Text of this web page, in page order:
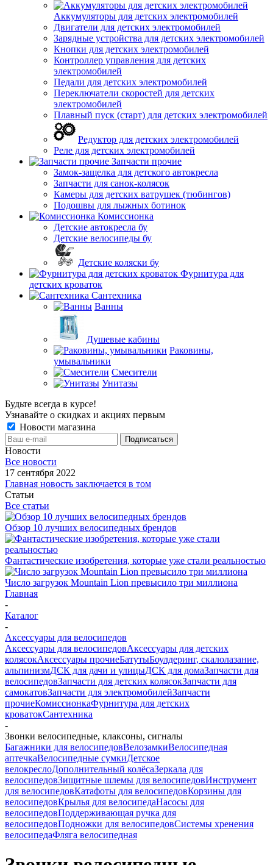
Аккумуляторы для детских электромобилей
Двигатели для детских электромобилей
Зарядные устройства для детских электромобилей
Кнопки для детских электромобилей
Контроллер управления для детских
электромобилей
Педали для детских электромобилей
Переключатели скоростей для детских
электромобилей
Плавный пуск (старт) для детских электромобилей
Редуктор для детских электромобилей
Реле для детских электромобилей
Запчасти прочие
Замок-защелка для детского автокресла
Запчасти для санок-колясок
Камеры для детских ватрушек (тюбингов)
Подошвы для лыжных ботинок
Комиссионка
Детские автокресла бу
Детские велосипеды бу
Детские коляски бу
Фурнитура для
детских кроваток
Сантехника
Ванны
Душевые кабины
Раковины,
умывальники
Смесители
Унитазы
Будьте всегда в курсе!
Узнавайте о скидках и акциях первым
Новости магазина
Новости
Все новости
17 сентября 2022
Главная новость заключается в том
Статьи
Все статьи
Обзор 10 лучших велосипедных брендов
Фантастические изобретения, которые уже стали реальностью
Число загрузок Mountain Lion превысило три миллиона
Главная
-
Каталог
-
Аксессуары для велосипедов
Аксессуары для велосипедовАксессуары для детских
колясокАксессуары прочиеБатутыБоулдеринг, скалолазание,
альпинизмДСК для дачи и улицыДСК для домаЗапчасти для
велосипедовЗапчасти для детских колясокЗапчасти для
самокатовЗапчасти для электромобилейЗапчасти
прочиеКомиссионкаФурнитура для детских
кроватокСантехника
-
Звонки велосипедные, клаксоны, сигналы
Багажники для велосипедовВелозамкиВелосипедная
аптечкаВелосипедные сумкиДетское
велокреслоДополнительный колёсаЗеркала для
велосипедовЗищитные шлемы для велосипедовИнструмент
для велосипедовКатафоты для велосипедовКорзины для
велосипедовКрылья для велосипедаНасосы для
велосипедовПоддерживающая ручка для
велосипедовПодножки для велосипедовСистемы хренения
велосипедаФляга велосипедная